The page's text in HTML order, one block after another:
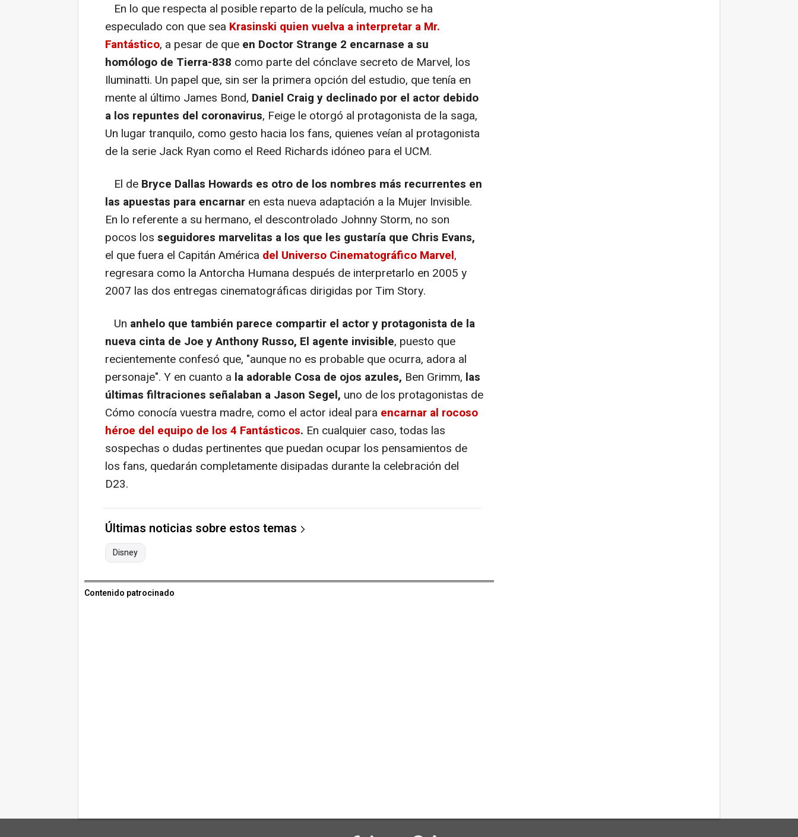
En lo que respecta al posible reparto de la película, mucho se ha
especulado con que sea Krasinski quien vuelva a interpretar a Mr.
Fantástico, a pesar de que en Doctor Strange 2 encarnase a su
homólogo de Tierra-838 como parte del cónclave secreto de Marvel, los
Iluminatti. Un papel que, sin ser la primera opción del estudio, que tenía en
mente al último James Bond, Daniel Craig y declinado por el actor debido
a los repuntes del coronavirus, Feige le otorgó al protagonista de la saga,
Un lugar tranquilo, como gesto hacia los fans, quienes veían al protagonista
de la serie Jack Ryan como el Reed Richards idóneo para el UCM.
El de Bryce Dallas Howards es otro de los nombres más recurrentes en
las apuestas para encarnar en esta nueva adaptación a la Mujer Invisible.
En lo referente a su hermano, el descontrolado Johnny Storm, no son
pocos los seguidores marvelitas a los que les gustaría que Chris Evans,
el que fuera el Capitán América del Universo Cinematográfico Marvel,
regresara como la Antorcha Humana después de interpretarlo en 2005 y
2007 las dos entregas cinematográficas dirigidas por Tim Story.
Un anhelo que también parece compartir el actor y protagonista de la
nueva cinta de Joe y Anthony Russo, El agente invisible, puesto que
recientemente confesó que, "aunque no es probable que ocurra, adora al
personaje". Y en cuanto a la adorable Cosa de ojos azules, Ben Grimm, las
últimas filtraciones señalaban a Jason Segel, uno de los protagonistas de
Cómo conocía vuestra madre, como el actor ideal para encarnar al rocoso
héroe del equipo de los 4 Fantásticos. En cualquier caso, todas las
sospechas o dudas pertinentes que puedan ocupar los pensamientos de
los fans, quedarán completamente disipadas durante la celebración del
D23.
Últimas noticias sobre estos temas
Disney
Contenido patrocinado